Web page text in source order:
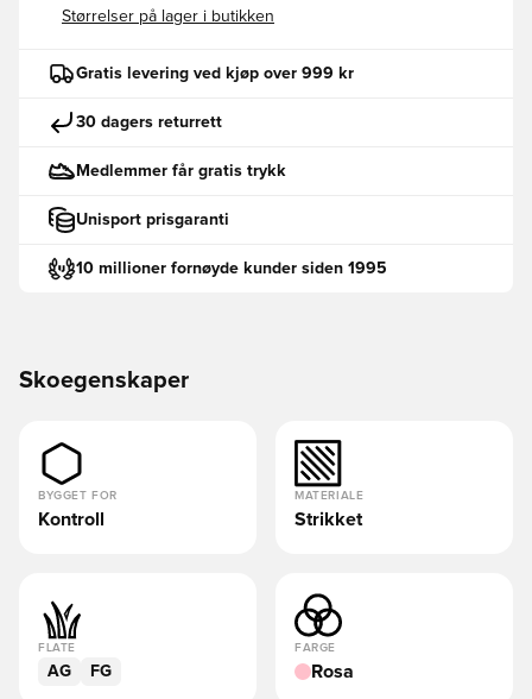
Størrelser på lager i butikken
Gratis levering ved kjøp over 999 kr
30 dagers returrett
Medlemmer får gratis trykk
Unisport prisgaranti
10 millioner fornøyde kunder siden 1995
Skoegenskaper
BYGGET FOR
Kontroll
MATERIALE
Strikket
FLATE
AG FG
FARGE
Rosa